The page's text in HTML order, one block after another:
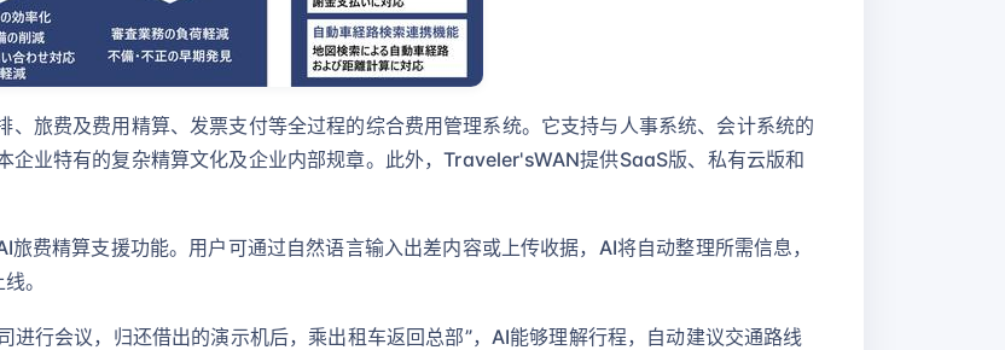
旅费及费用精算、发票支付等全过程的综合费用管理系统。它支持与人事系统、会计系统的
企业特有的复杂精算文化及企业内部规章。此外，Traveler'sWAN提供SaaS版、私有云版和
费精算支援功能。用户可通过自然语言输入出差内容或上传收据，AI将自动整理所需信息，
。
进行会议，归还借出的演示机后，乘出租车返回总部”，AI能够理解行程，自动建议交通路线